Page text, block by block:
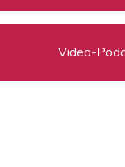
Video-